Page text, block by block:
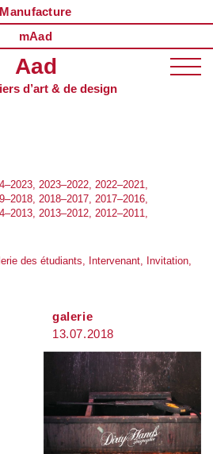
Manufacture
mAad
Aad
d’art & de design
2023–2022 2022–2021
2018–2017 2017–2016
2013–2012 2012–2011
des étudiants Intervenant
Invitation
galerie
13.07.2018